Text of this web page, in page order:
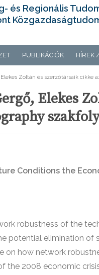
és Regionális
PUBLIKÁCIÓK HÍREK
Zoltán és szerzőtársaik cikke
Elekes
Conditions the
robustness of the
potential elimination of
on how network
the 2008 economic